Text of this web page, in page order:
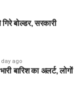
बोल्डर, सरकारी
day ago
बारिश का अलर्ट, लोगों